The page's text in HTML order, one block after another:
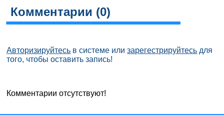
Комментарии (0)
Авторизируйтесь в системе илизарегестрируйтесь для
того, чтобы оставить запись!
Комментарии отсутствуют!